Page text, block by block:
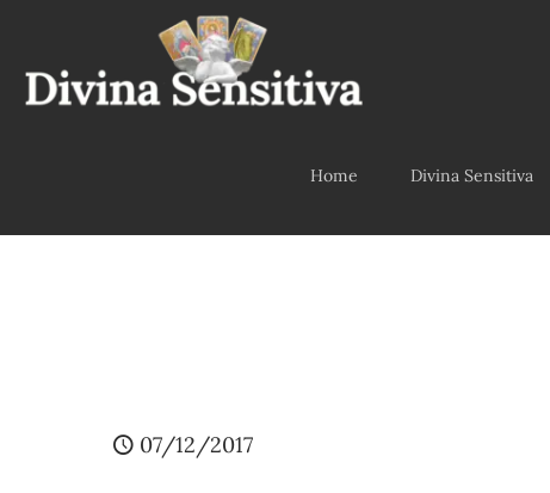
Home Divina Sensitiva
07/12/2017